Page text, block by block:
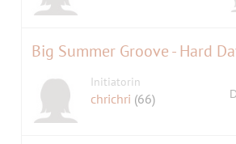
Big Summer Groove - Hard
Initiatorin
chrichri (66)